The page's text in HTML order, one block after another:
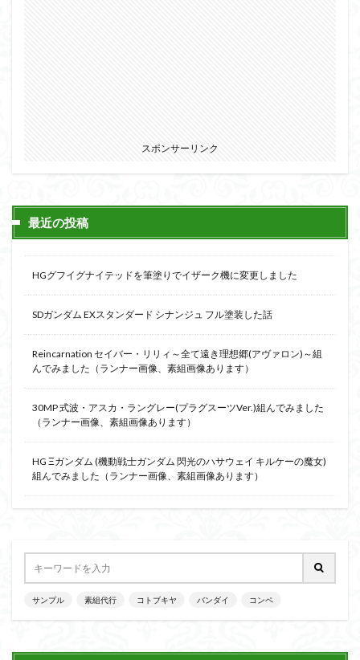
スポンサーリンク
最近の投稿
HGグフイグナイテッドを筆塗りでイザーク機に変更しました
SDガンダム EXスタンダード シナンジュ フル塗装した話
Reincarnation セイバー・リリィ～全て遠き理想郷(アヴァロン)～組
んでみました（ランナー画像、素組画像あります）
30MP 式波・アスカ・ラングレー(プラグスーツVer.)組んでみました
（ランナー画像、素組画像あります）
HG Ξガンダム (機動戦士ガンダム 閃光のハサウェイ キルケーの魔女)
組んでみました（ランナー画像、素組画像あります）
サンプル 素組代行 コトブキヤ バンダイ コンペ